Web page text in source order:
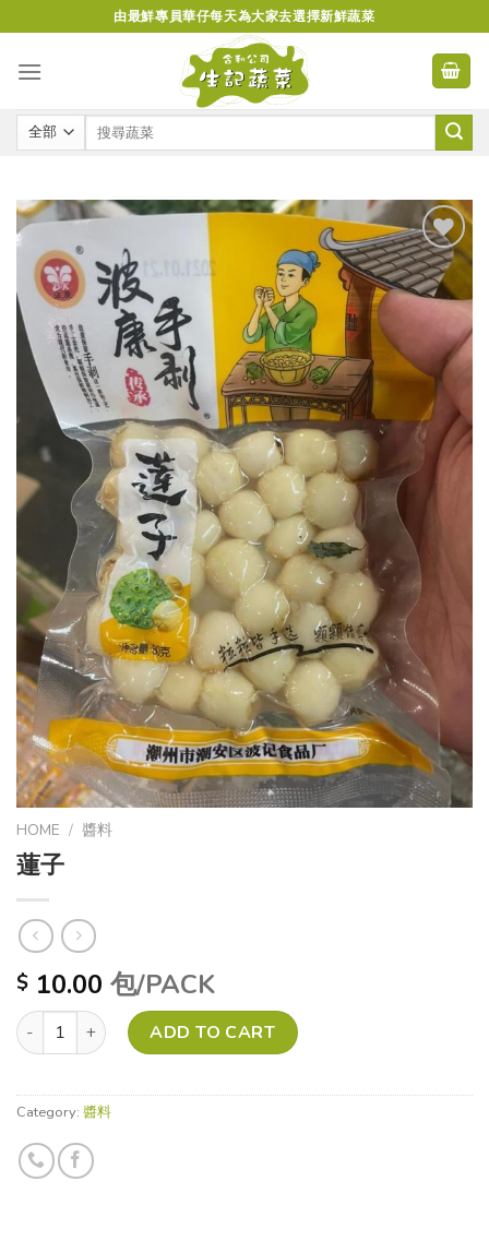
to
content
由最鮮專員華仔每天為大家去選擇新鮮蔬菜
Add to
wishlist
HOME / 醬料
蓮子
$ 10.00 包/PACK
蓮子 quantity ADD TO CART
Category: 醬料